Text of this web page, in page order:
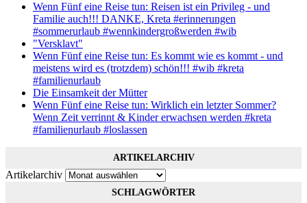
Wenn Fünf eine Reise tun: Reisen ist ein Privileg - und
Familie auch!!! DANKE, Kreta #erinnerungen
#sommerurlaub #wennkindergroßwerden #wib
"Versklavt"
Wenn Fünf eine Reise tun: Es kommt wie es kommt - und
meistens wird es (trotzdem) schön!!! #wib #kreta
#familienurlaub
Die Einsamkeit der Mütter
Wenn Fünf eine Reise tun: Wirklich ein letzter Sommer?
Wenn Zeit verrinnt & Kinder erwachsen werden #kreta
#familienurlaub #loslassen
ARTIKELARCHIV
Artikelarchiv
SCHLAGWÖRTER